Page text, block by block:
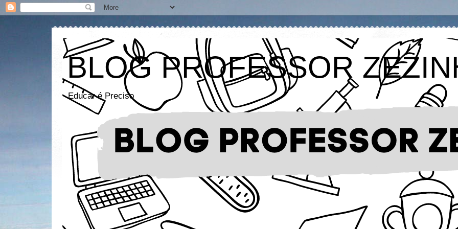
BLOG PROFESSOR
Educar é Preciso